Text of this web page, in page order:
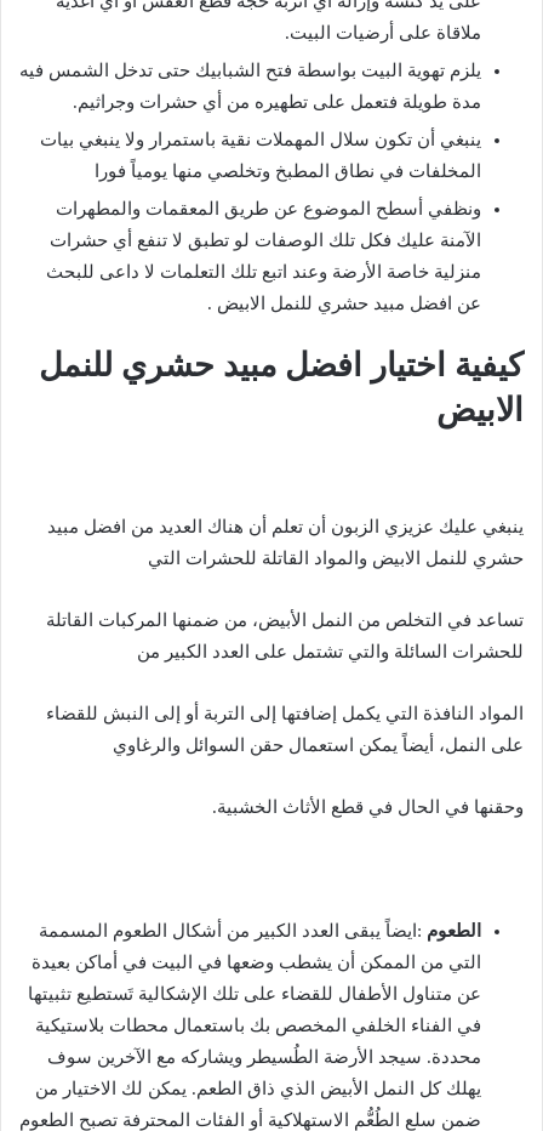
ملاقاة على أرضيات البيت.
يلزم تهوية البيت بواسطة فتح الشبابيك حتى تدخل الشمس فيه
مدة طويلة فتعمل على تطهيره من أي حشرات وجراثيم.
ينبغي أن تكون سلال المهملات نقية باستمرار ولا ينبغي بيات
المخلفات في نطاق المطبخ وتخلصي منها يومياً فورا
ونظفي أسطح الموضوع عن طريق المعقمات والمطهرات
الآمنة عليك فكل تلك الوصفات لو تطبق لا تنفع أي حشرات
منزلية خاصة الأرضة وعند اتبع تلك التعلمات لا داعى للبحث
عن افضل مبيد حشري للنمل الابيض .
كيفية اختيار افضل مبيد حشري للنمل
الابيض
ينبغي عليك عزيزي الزبون أن تعلم أن هناك العديد من افضل مبيد
حشري للنمل الابيض والمواد القاتلة للحشرات التي
تساعد في التخلص من النمل الأبيض، من ضمنها المركبات القاتلة
للحشرات السائلة والتي تشتمل على العدد الكبير من
المواد النافذة التي يكمل إضافتها إلى التربة أو إلى النبش للقضاء
على النمل، أيضاً يمكن استعمال حقن السوائل والرغاوي
وحقنها في الحال في قطع الأثاث الخشبية.
الطعوم :ايضاً يبقى العدد الكبير من أشكال الطعوم المسممة
التي من الممكن أن يشطب وضعها في البيت في أماكن بعيدة
عن متناول الأطفال للقضاء على تلك الإشكالية تَستطيع تثبيتها
في الفناء الخلفي المخصص بك باستعمال محطات بلاستيكية
محددة. سيجد الأرضة الطُسيطر ويشاركه مع الآخرين سوف
يهلك كل النمل الأبيض الذي ذاق الطعم. يمكن لك الاختيار من
ضمن سلع الطُعُّم الاستهلاكية أو الفئات المحترفة تصبح الطعوم